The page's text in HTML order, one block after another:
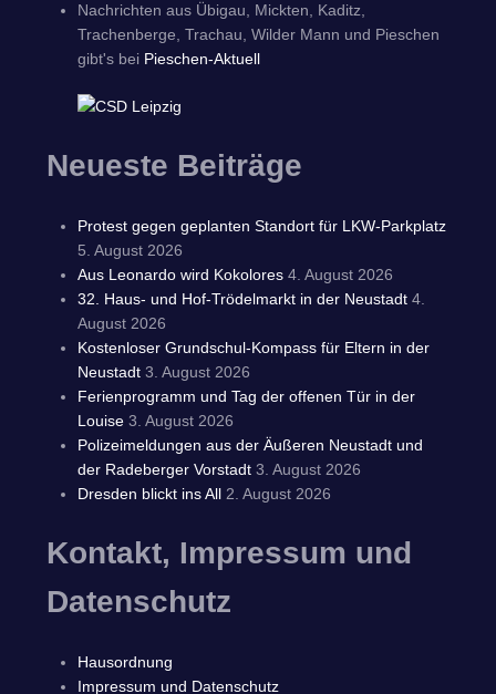
Nachrichten aus Übigau, Mickten, Kaditz,
Trachenberge, Trachau, Wilder Mann und Pieschen
gibt's bei Pieschen-Aktuell
Neueste Beiträge
Protest gegen geplanten Standort für LKW-Parkplatz
5. August 2026
Aus Leonardo wird Kokolores 4. August 2026
32. Haus- und Hof-Trödelmarkt in der Neustadt 4.
August 2026
Kostenloser Grundschul-Kompass für Eltern in der
Neustadt 3. August 2026
Ferienprogramm und Tag der offenen Tür in der
Louise 3. August 2026
Polizeimeldungen aus der Äußeren Neustadt und
der Radeberger Vorstadt 3. August 2026
Dresden blickt ins All 2. August 2026
Kontakt, Impressum und
Datenschutz
Hausordnung
Impressum und Datenschutz